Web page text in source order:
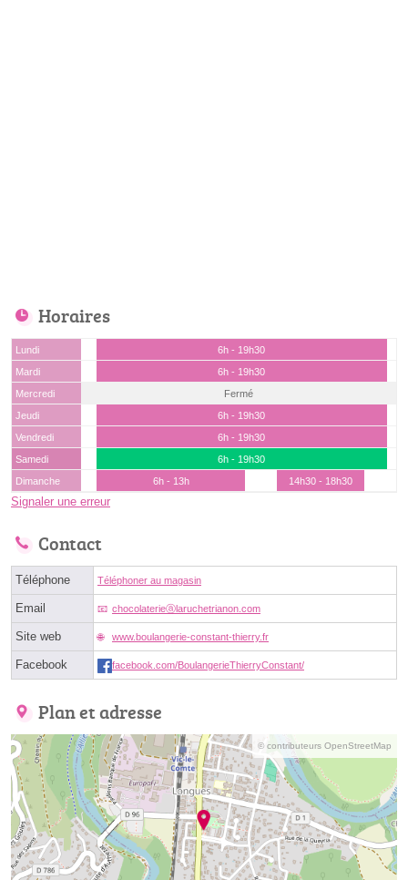
Horaires
Lundi
6h - 19h30
Mardi
6h - 19h30
Mercredi
Fermé
Jeudi
6h - 19h30
Vendredi
6h - 19h30
Samedi
6h - 19h30
Dimanche
6h - 13h 14h30 - 18h30
Signaler une erreur
Contact
Téléphone Téléphoner au magasin
Email chocolaterieⓐlaruchetrianon.com
Site web www.boulangerie-constant-thierry.fr
Facebook facebook.com/BoulangerieThierryConstant/
Plan et adresse
© contributeurs OpenStreetMap